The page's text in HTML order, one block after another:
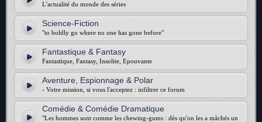
L'actualité du monde des séries
Science-Fiction
"to boldly go where no one has gone before"
Fantastique & Fantasy
Fantastique, Fantasy, Insolite, Epouvante
Aventure, Espionnage & Polar
- Votre mission, si vous l'acceptez : infiltrer ce forum
Comédie & Comédie Dramatique
"Les hommes sont comme les chewing-gums : dès qu'on les a mâchés un